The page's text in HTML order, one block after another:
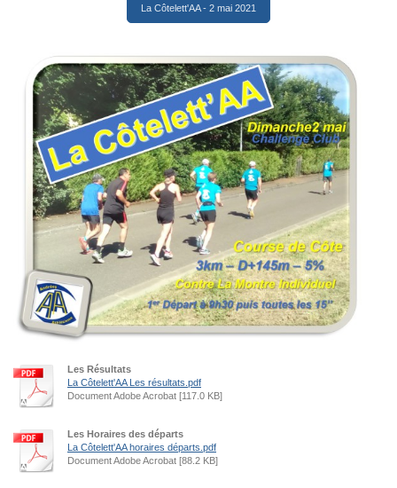
La Côtelett'AA - 2 mai 2021
Les Résultats
La Côtelett'AA Les résultats.pdf
Document Adobe Acrobat [117.0 KB]
Les Horaires des départs
La Côtelett'AA horaires départs.pdf
Document Adobe Acrobat [88.2 KB]